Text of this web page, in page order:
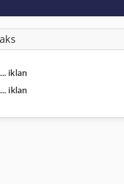
iklan
iklan